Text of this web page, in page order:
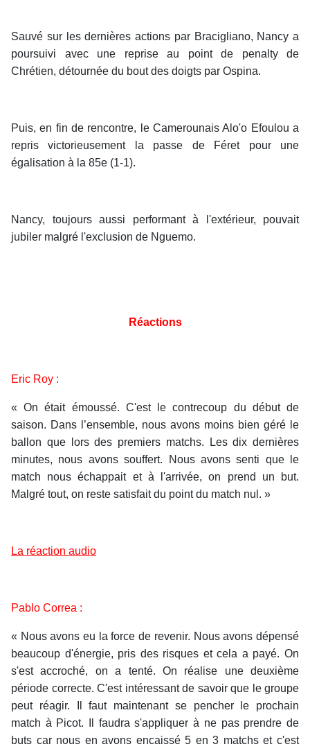
Sauvé sur les dernières actions par Bracigliano, Nancy a
poursuivi avec une reprise au point de penalty de
Chrétien, détournée du bout des doigts par Ospina.
Puis, en fin de rencontre, le Camerounais Alo'o Efoulou a
repris victorieusement la passe de Féret pour une
égalisation à la 85e (1-1).
Nancy, toujours aussi performant à l'extérieur, pouvait
jubiler malgré l'exclusion de Nguemo.
Réactions
Eric Roy :
« On était émoussé. C'est le contrecoup du début de
saison. Dans l’ensemble, nous avons moins bien géré le
ballon que lors des premiers matchs. Les dix dernières
minutes, nous avons souffert. Nous avons senti que le
match nous échappait et à l'arrivée, on prend un but.
Malgré tout, on reste satisfait du point du match nul. »
La réaction audio
Pablo Correa :
« Nous avons eu la force de revenir. Nous avons dépensé
beaucoup d'énergie, pris des risques et cela a payé. On
s'est accroché, on a tenté. On réalise une deuxième
période correcte. C'est intéressant de savoir que le groupe
peut réagir. Il faut maintenant se pencher le prochain
match à Picot. Il faudra s'appliquer à ne pas prendre de
buts car nous en avons encaissé 5 en 3 matchs et c'est